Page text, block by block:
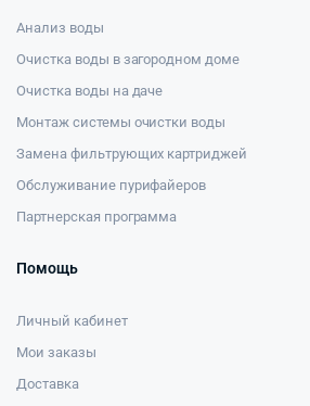
Анализ воды
Очистка воды в загородном доме
Очистка воды на даче
Монтаж системы очистки воды
Замена фильтрующих картриджей
Обслуживание пурифайеров
Партнерская программа
Помощь
Личный кабинет
Мои заказы
Доставка